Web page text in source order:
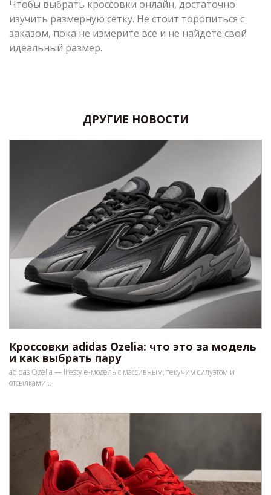
Чтобы выбрать кроссовки онлайн, достаточно
изучить размерную сетку. Не стоит торопиться с
заказом, пока не измерите все и не найдете свой
идеальный размер.
ДРУГИЕ НОВОСТИ
Кроссовки adidas Ozelia: что это за модель
и как выбрать пару
adidas Ozelia — lifestyle-модель с массивным, текучим силуэтом и
отсылками...